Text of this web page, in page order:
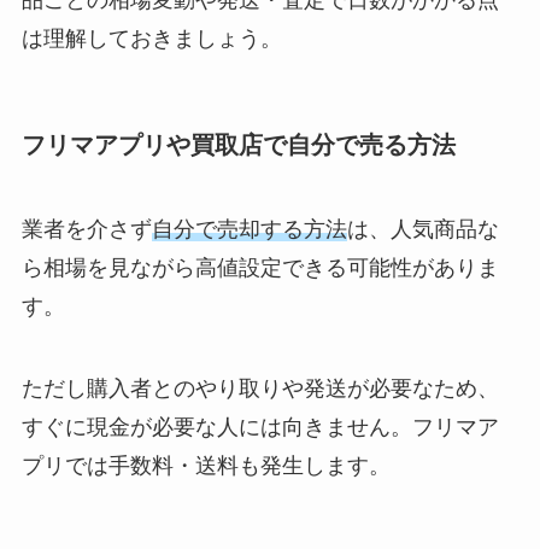
は理解しておきましょう。
フリマアプリや買取店で自分で売る方法
業者を介さず自分で売却する方法は、人気商品な
ら相場を見ながら高値設定できる可能性がありま
す。
ただし購入者とのやり取りや発送が必要なため、
すぐに現金が必要な人には向きません。フリマア
プリでは手数料・送料も発生します。